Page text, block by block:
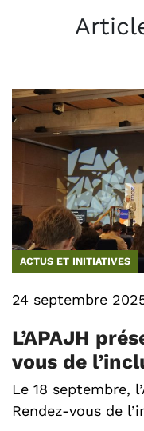
ACTUS ET INITIATIVES
24 septembre
L’APAJH
vous de
Le 18 septembre,
Rendez-vous de